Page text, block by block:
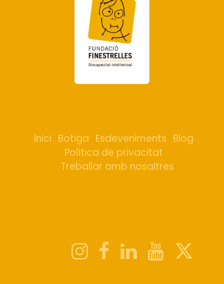
Inici Botiga Esdeveniments Blog
Política de privacitat
Treballar amb nosaltres